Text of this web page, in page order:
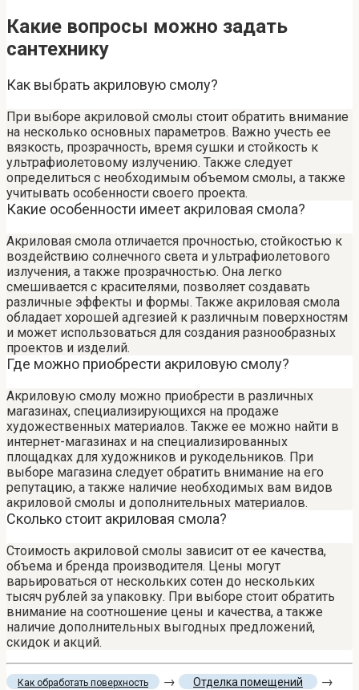
Какие вопросы можно задать
сантехнику
Как выбрать акриловую смолу?
При выборе акриловой смолы стоит обратить внимание
на несколько основных параметров. Важно учесть ее
вязкость, прозрачность, время сушки и стойкость к
ультрафиолетовому излучению. Также следует
определиться с необходимым объемом смолы, а также
учитывать особенности своего проекта.
Какие особенности имеет акриловая смола?
Акриловая смола отличается прочностью, стойкостью к
воздействию солнечного света и ультрафиолетового
излучения, а также прозрачностью. Она легко
смешивается с красителями, позволяет создавать
различные эффекты и формы. Также акриловая смола
обладает хорошей адгезией к различным поверхностям
и может использоваться для создания разнообразных
проектов и изделий.
Где можно приобрести акриловую смолу?
Акриловую смолу можно приобрести в различных
магазинах, специализирующихся на продаже
художественных материалов. Также ее можно найти в
интернет-магазинах и на специализированных
площадках для художников и рукодельников. При
выборе магазина следует обратить внимание на его
репутацию, а также наличие необходимых вам видов
акриловой смолы и дополнительных материалов.
Сколько стоит акриловая смола?
Стоимость акриловой смолы зависит от ее качества,
объема и бренда производителя. Цены могут
варьироваться от нескольких сотен до нескольких
тысяч рублей за упаковку. При выборе стоит обратить
внимание на соотношение цены и качества, а также
наличие дополнительных выгодных предложений,
скидок и акций.
Как обработать поверхность → Отделка помещений →